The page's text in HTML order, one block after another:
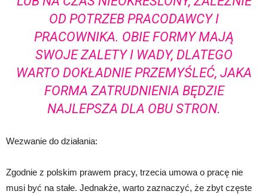
OD POTRZEB PRACODAWCY I
PRACOWNIKA. OBIE FORMY MAJĄ
SWOJE ZALETY I WADY, DLATEGO
WARTO DOKŁADNIE PRZEMYŚLEĆ, JAKA
FORMA ZATRUDNIENIA BĘDZIE
NAJLEPSZA DLA OBU STRON.
Wezwanie do działania:
Zgodnie z polskim prawem pracy, trzecia umowa o pracę nie
musi być na stałe. Jednakże, warto zaznaczyć, że zbyt częste